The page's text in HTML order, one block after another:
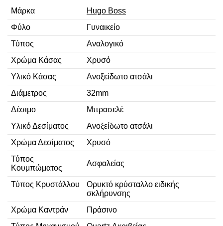
Μάρκα
Hugo Boss
Φύλο
Γυναικείο
Τύπος
Αναλογικό
Χρώμα Κάσας
Χρυσό
Υλικό Κάσας
Ανοξείδωτο ατσάλι
Διάμετρος
32mm
Δέσιμο
Μπρασελέ
Υλικό Δεσίματος
Ανοξείδωτο ατσάλι
Χρώμα Δεσίματος
Χρυσό
Τύπος
Κουμπώματος
Ασφαλείας
Τύπος Κρυστάλλου
Ορυκτό κρύσταλλο ειδικής
σκλήρυνσης
Χρώμα Καντράν
Πράσινο